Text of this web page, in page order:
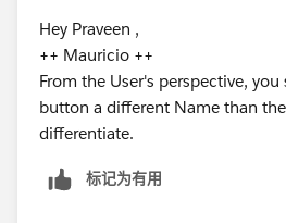
Hey Praveen ,
++ Mauricio ++
From the User's perspective,
button a different Name than
differentiate.
标记为有用